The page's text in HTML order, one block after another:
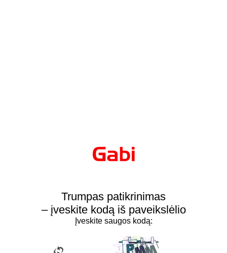
Trumpas patikrinimas
– įveskite kodą iš paveikslėlio
Įveskite saugos kodą: